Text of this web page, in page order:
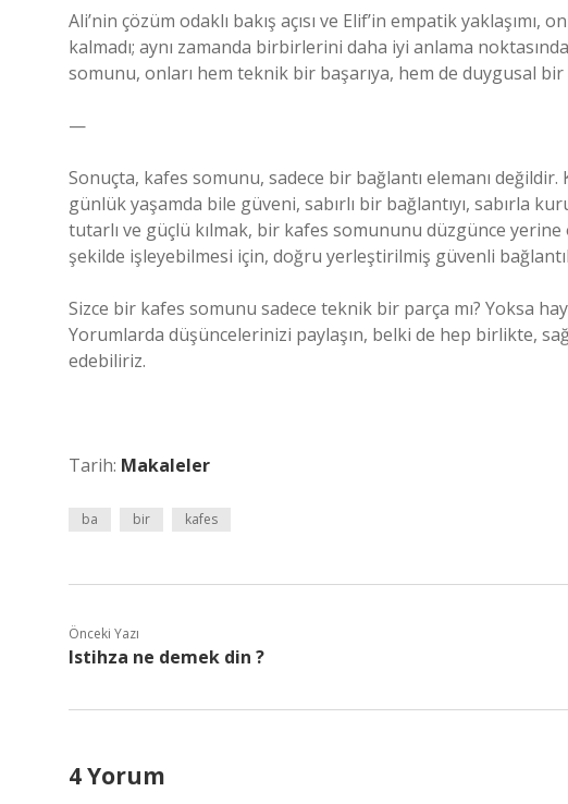
Ali’nin çözüm odaklı bakış açısı ve Elif’in empatik
kalmadı; aynı zamanda birbirlerini daha iyi anlama
somunu, onları hem teknik bir başarıya, hem de duygusal
—
Sonuçta, kafes somunu, sadece bir bağlantı elemanı
günlük yaşamda bile güveni, sabırlı bir bağlantıyı, sabırla
tutarlı ve güçlü kılmak, bir kafes somununu düzgünce
şekilde işleyebilmesi için, doğru yerleştirilmiş güvenli
Sizce bir kafes somunu sadece teknik bir parça mı? Yoksa
Yorumlarda düşüncelerinizi paylaşın, belki de hep birlikte,
edebiliriz.
Tarih: Makaleler
ba bir kafes
Önceki Yazı
Istihza ne demek din ?
4 Yorum